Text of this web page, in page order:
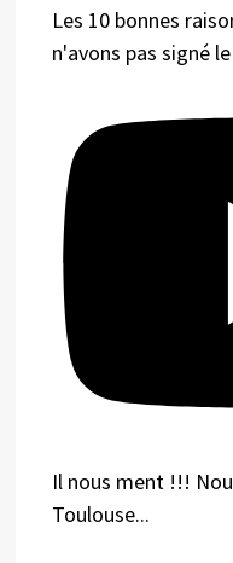
Les 10 bonnes
n'avons pas signé
Il nous ment !!!
Toulouse...